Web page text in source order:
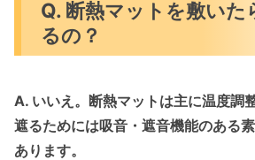
Q. 断熱マットを敷いた
るの？
A. いいえ。断熱マットは主に温度調
遮るためには吸音・遮音機能のある
あります。